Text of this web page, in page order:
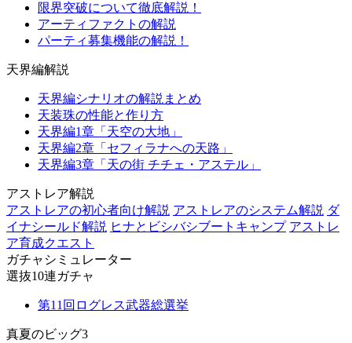
限界突破について徹底解説！
アーティファクトの解説
パーティ募集機能の解説！
天界編解説
天界編シナリオの解説まとめ
天装珠の性能と作り方
天界編1章「天空の大地」
天界編2章「セフィラナへの天路」
天界編3章「天の街 チチェ・アステル」
アストレア解説
アストレアの初心者向け解説 アストレアのシステム解説 ダ
イナシールド解説 ヒナとビシバシブートキャンプ アストレ
ア育成クエスト
ガチャシミュレーター
選抜10連ガチャ
第11回ログレス武器総選挙
真夏のビッグ3